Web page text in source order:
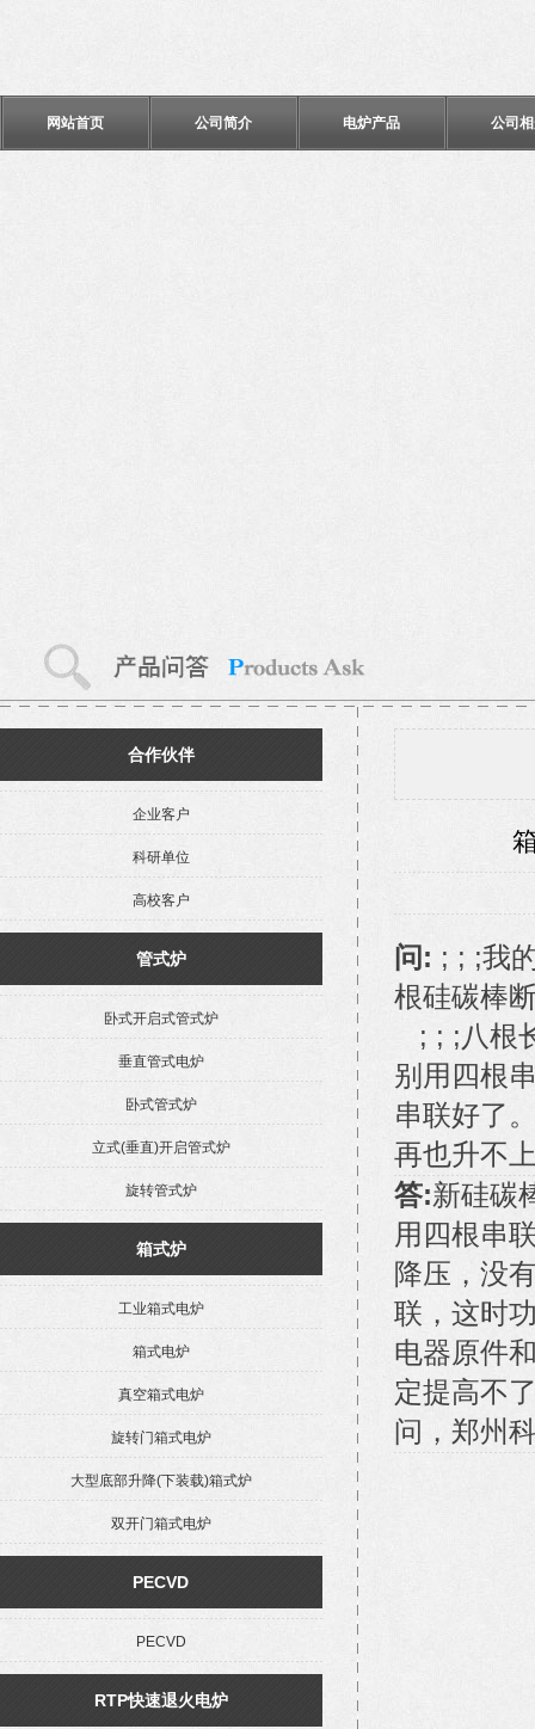
网站首页 公司简介 电炉产品 公司
合作伙伴
企业客户
科研单位
高校客户
管式炉
卧式开启式管式炉
垂直管式电炉
卧式管式炉
立式(垂直)开启管式炉
旋转管式炉
箱式炉
工业箱式电炉
箱式电炉
真空箱式电炉
旋转门箱式电炉
大型底部升降(下装载)箱式炉
双开门箱式电炉
PECVD
PECVD
RTP快速退火电炉
问: ; ; ;我
根硅碳棒
; ; ;八根
别用四根
串联好了
再也升不
答:新硅碳
用四根串
降压，没
联，这时
电器原件
定提高不
问，郑州